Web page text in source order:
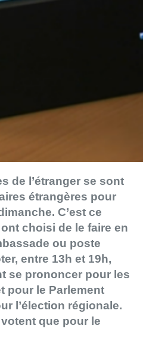
de l’étranger se sont
étrangères pour
C’est ce
choisi de le faire en
ou poste
entre 13h et 19h,
se prononcer pour les
pour le Parlement
l’élection régionale.
que pour le